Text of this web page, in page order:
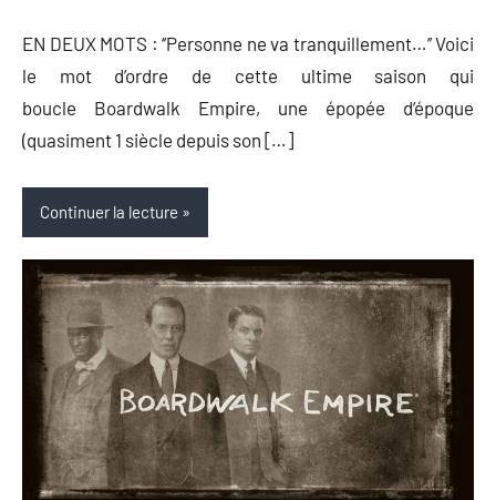
EN DEUX MOTS : ‘’Personne ne va tranquillement…’’ Voici
le mot d’ordre de cette ultime saison qui
boucle Boardwalk Empire, une épopée d’époque
(quasiment 1 siècle depuis son […]
Continuer la lecture